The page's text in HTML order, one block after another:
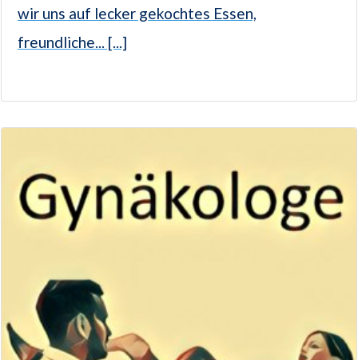
wir uns auf lecker gekochtes Essen,
freundliche... [...]